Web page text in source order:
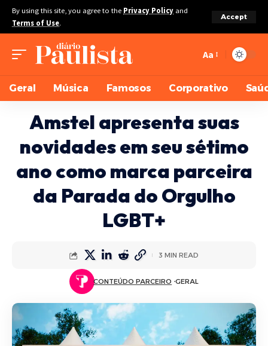
By using this site, you agree to the Privacy Policy and
Terms of Use.
Accept
Aa
Geral Música Famosos Corporativo
Amstel apresenta suas
novidades em seu sétimo
ano como marca parceira
da Parada do Orgulho
LGBT+
CONTEÚDO PARCEIRO GERAL
3 MIN READ